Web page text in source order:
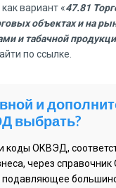
вариант «47.81
объектах и на
и табачной
по ссылке.
и
выбрать?
коды ОКВЭД,
через